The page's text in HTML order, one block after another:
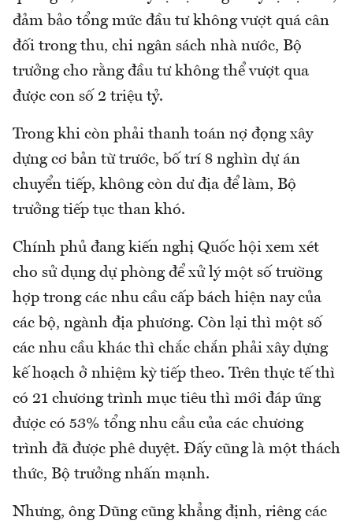
đảm bảo tổng mức đầu tư không vượt quá cân
đối trong thu, chi ngân sách nhà nước, Bộ
trưởng cho rằng đầu tư không thể vượt qua
được con số 2 triệu tỷ.
Trong khi còn phải thanh toán nợ đọng xây
dựng cơ bản từ trước, bố trí 8 nghìn dự án
chuyển tiếp, không còn dư địa để làm, Bộ
trưởng tiếp tục than khó.
Chính phủ đang kiến nghị Quốc hội xem xét
cho sử dụng dự phòng để xử lý một số trường
hợp trong các nhu cầu cấp bách hiện nay của
các bộ, ngành địa phương. Còn lại thì một số
các nhu cầu khác thì chắc chắn phải xây dựng
kế hoạch ở nhiệm kỳ tiếp theo. Trên thực tế thì
có 21 chương trình mục tiêu thì mới đáp ứng
được có 53% tổng nhu cầu của các chương
trình đã được phê duyệt. Đấy cũng là một thách
thức, Bộ trưởng nhấn mạnh.
Nhưng, ông Dũng cũng khẳng định, riêng các